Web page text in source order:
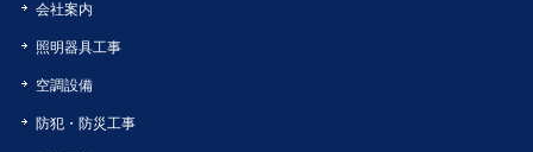
会社案内
照明器具工事
空調設備
防犯・防災工事